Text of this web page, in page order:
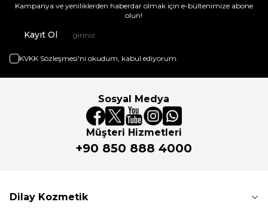
Kampanya ve yeniliklerden haberdar olmak için e-bültenimize abone
olun!
Kayıt Ol
KVKK Sözleşmesi'ni okudum, kabul ediyorum.
Sosyal Medya
Müşteri Hizmetleri
+90 850 888 4000
Dilay Kozmetik